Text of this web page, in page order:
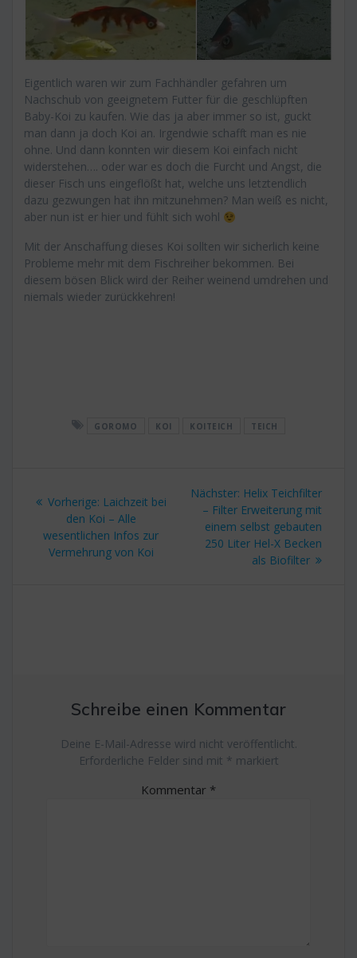
Eigentlich waren wir zum Fachhändler gefahren um
Nachschub von geeignetem Futter für die geschlüpften
Baby-Koi zu kaufen. Wie das ja aber immer so ist, guckt
man dann ja doch Koi an. Irgendwie schafft man es nie
ohne. Und dann konnten wir diesem Koi einfach nicht
widerstehen…. oder war es doch die Furcht und Angst, die
dieser Fisch uns eingeflößt hat, welche uns letztendlich
dazu gezwungen hat ihn mitzunehmen? Man weiß es nicht,
aber nun ist er hier und fühlt sich wohl
Mit der Anschaffung dieses Koi sollten wir sicherlich keine
Probleme mehr mit dem Fischreiher bekommen. Bei
diesem bösen Blick wird der Reiher weinend umdrehen und
niemals wieder zurückkehren!
GOROMO KOI KOITEICH TEICH
Beitragsnavigation
Vorherige: Vorheriger
Beitrag:
Laichzeit bei
den Koi – Alle
wesentlichen Infos zur
Vermehrung von Koi
Nächster: Nächster
Beitrag:
Helix Teichfilter
– Filter Erweiterung mit
einem selbst gebauten
250 Liter Hel-X Becken
als Biofilter
Schreibe einen Kommentar
Deine E-Mail-Adresse wird nicht veröffentlicht.
Erforderliche Felder sind mit * markiert
Kommentar *